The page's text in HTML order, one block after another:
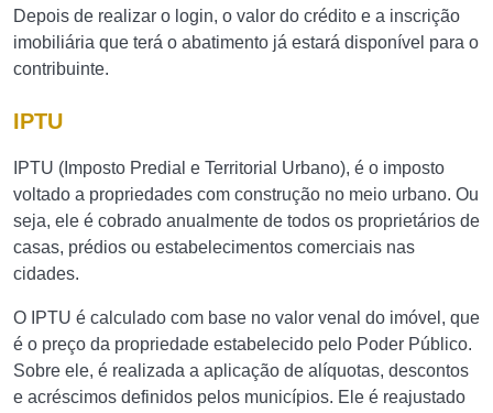
Depois de realizar o login, o valor do crédito e a inscrição
imobiliária que terá o abatimento já estará disponível para o
contribuinte.
IPTU
IPTU (Imposto Predial e Territorial Urbano), é o imposto
voltado a propriedades com construção no meio urbano. Ou
seja, ele é cobrado anualmente de todos os proprietários de
casas, prédios ou estabelecimentos comerciais nas
cidades.
O IPTU é calculado com base no valor venal do imóvel, que
é o preço da propriedade estabelecido pelo Poder Público.
Sobre ele, é realizada a aplicação de alíquotas, descontos
e acréscimos definidos pelos municípios. Ele é reajustado